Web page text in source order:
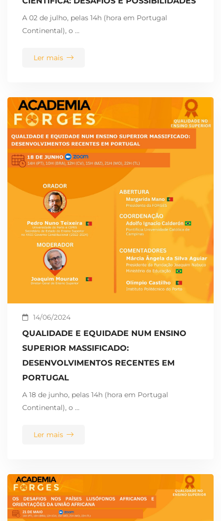
A 02 de julho, pelas 14h (hora em Portugal
Continental), o …
Ler mais
14/06/2024
QUALIDADE E EQUIDADE NUM ENSINO
SUPERIOR MASSIFICADO:
DESENVOLVIMENTOS RECENTES EM
PORTUGAL
A 18 de junho, pelas 14h (hora em Portugal
Continental), o …
Ler mais